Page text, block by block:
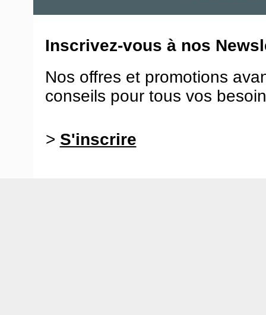
Inscrivez-vous à nos
Nos offres et promotions
conseils pour tous vos
> S'inscrire